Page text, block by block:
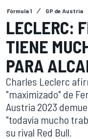
Fórmula 1 GP de Austria
LECLERC:
TIENE
PARA
Charles Leclerc
"maximizado" de
Austria 2023
"todavía mucho
su rival Red Bull.